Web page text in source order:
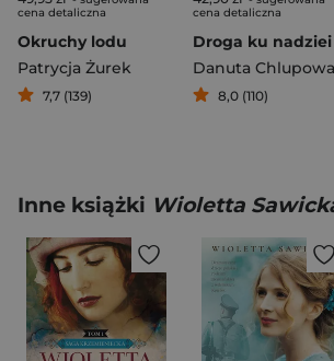
cena detaliczna
Okruchy lodu
Patrycja Żurek
7,7 (139)
cena detaliczna
Droga ku nadziei
Danuta Chlupowa
8,0 (110)
Inne książki Wioletta